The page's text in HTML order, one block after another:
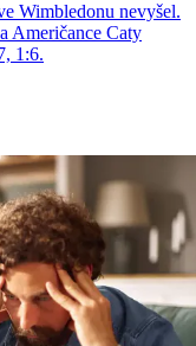
Wimbledonu nevyšel.
Američance Caty
1:6.